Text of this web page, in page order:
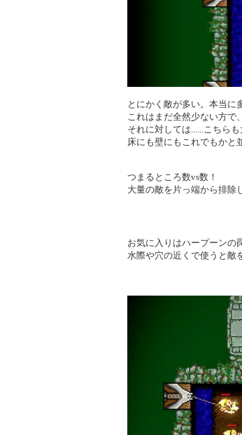
とにかく敵が多い。本当に
これはまだ全然少ない方で
それに対しては......こちらも
床にも壁にもこれでもかと
つまるところ数vs数！
大量の敵を片っ端から排除
お気に入りはハープーンの
水際や穴の近くで使うと敵